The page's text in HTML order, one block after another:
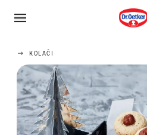
KOLAČI